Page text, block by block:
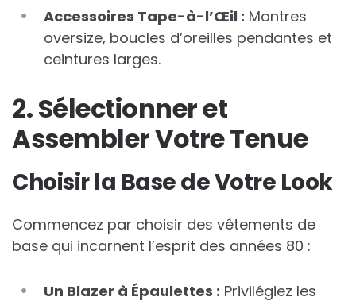
Accessoires Tape-à-l’Œil : Montres
oversize, boucles d’oreilles pendantes et
ceintures larges.
2. Sélectionner et
Assembler Votre Tenue
Choisir la Base de Votre Look
Commencez par choisir des vêtements de
base qui incarnent l’esprit des années 80 :
Un Blazer à Épaulettes : Privilégiez les